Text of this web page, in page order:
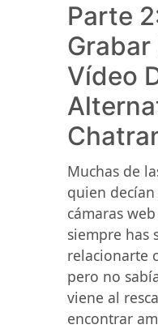
Parte
Grabar
Vídeo
Muchas de
quien
cámaras
siempre has
relacionarte
pero no
viene al
encontrar